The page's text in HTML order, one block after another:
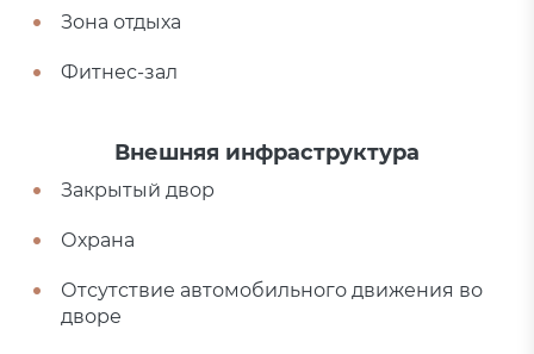
Зона отдыха
Фитнес-зал
Внешняя инфраструктура
Закрытый двор
Охрана
Отсутствие автомобильного движения во
дворе